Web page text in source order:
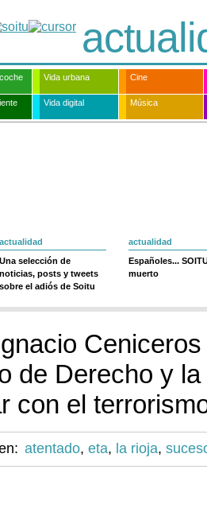
Vida urbana Cine
Vida digital Música
actualidad
Una selección de
noticias, posts y tweets
sobre el adiós de Soitu
actualidad
Españoles...
muerto
de Derecho y
con el
atentado, eta, la rioja,